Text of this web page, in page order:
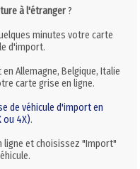
à l'étranger?
minutes votre carte
d'import.
en Allemagne, Belgique, Italie
carte grise en ligne.
de véhicule d'import en
ou 4X).
ligne et choisissez "Import"